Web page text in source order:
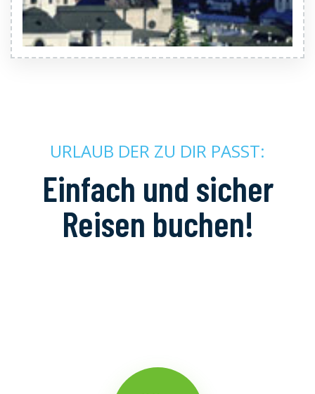
URLAUB DER ZU DIR PASST:
Einfach und sicher
Reisen buchen!